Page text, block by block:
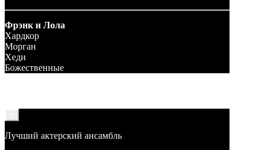
Фрэнк и Лола
Хардкор
Морган
Хеди
Божественные
Лучший актерский ансамбль